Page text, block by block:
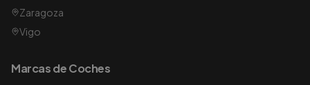
Zaragoza
Vigo
Marcas de Coches